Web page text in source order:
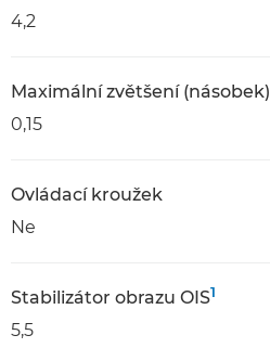
4,2
Maximální zvětšení (násobek)
0,15
Ovládací kroužek
Ne
Stabilizátor obrazu OIS1
5,5